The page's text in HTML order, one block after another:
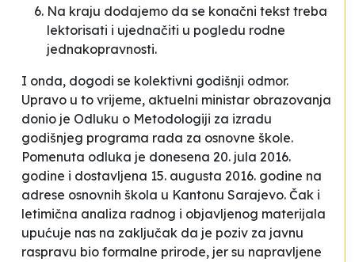
Na kraju dodajemo da se konačni tekst treba
lektorisati i ujednačiti u pogledu rodne
jednakopravnosti.
I onda, dogodi se kolektivni godišnji odmor.
Upravo u to vrijeme, aktuelni ministar obrazovanja
donio je Odluku o Metodologiji za izradu
godišnjeg programa rada za osnovne škole.
Pomenuta odluka je donesena 20. jula 2016.
godine i dostavljena 15. augusta 2016. godine na
adrese osnovnih škola u Kantonu Sarajevo. Čak i
letimična analiza radnog i objavljenog materijala
upućuje nas na zaključak da je poziv za javnu
raspravu bio formalne prirode, jer su napravljene